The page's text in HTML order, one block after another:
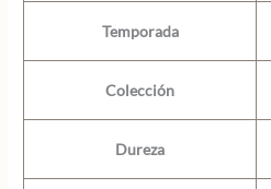
Temporada
Colección
Dureza